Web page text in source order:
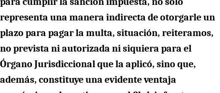
representa una manera indirecta de otorgarle un
plazo para pagar la multa, situación, reiteramos,
no prevista ni autorizada ni siquiera para el
Órgano Jurisdiccional que la aplicó, sino que,
además, constituye una evidente ventaja